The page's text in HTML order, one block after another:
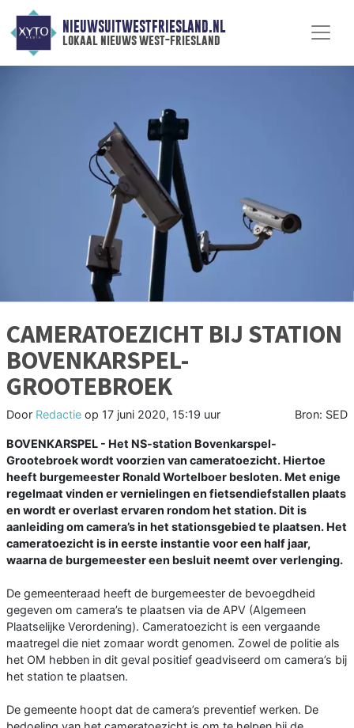
NIEUWSUITWESTFRIESLAND.NL
lokaal nieuws west-friesland
CAMERATOEZICHT BIJ STATION
BOVENKARSPEL-
GROOTEBROEK
Door Redactie op 17 juni 2020, 15:19 uur Bron: SED
BOVENKARSPEL - Het NS-station Bovenkarspel-
Grootebroek wordt voorzien van cameratoezicht. Hiertoe
heeft burgemeester Ronald Wortelboer besloten. Met enige
regelmaat vinden er vernielingen en fietsendiefstallen plaats
en wordt er overlast ervaren rondom het station. Dit is
aanleiding om camera’s in het stationsgebied te plaatsen. Het
cameratoezicht is in eerste instantie voor een half jaar,
waarna de burgemeester een besluit neemt over verlenging.
De gemeenteraad heeft de burgemeester de bevoegdheid
gegeven om camera’s te plaatsen via de APV (Algemeen
Plaatselijke Verordening). Cameratoezicht is een vergaande
maatregel die niet zomaar wordt genomen. Zowel de politie als
het OM hebben in dit geval positief geadviseerd om camera’s bij
het station te plaatsen.
De gemeente hoopt dat de camera’s preventief werken. De